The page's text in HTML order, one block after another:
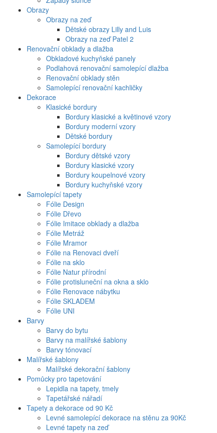
Obrazy
Obrazy na zeď
Dětské obrazy Lilly and Luis
Obrazy na zeď Patel 2
Renovační obklady a dlažba
Obkladové kuchyňské panely
Podlahová renovační samolepící dlažba
Renovační obklady stěn
Samolepící renovační kachličky
Dekorace
Klasické bordury
Bordury klasické a květinové vzory
Bordury moderní vzory
Dětské bordury
Samolepící bordury
Bordury dětské vzory
Bordury klasické vzory
Bordury koupelnové vzory
Bordury kuchyňské vzory
Samolepící tapety
Fólie Design
Fólie Dřevo
Fólie Imitace obklady a dlažba
Fólie Metráž
Fólie Mramor
Fólie na Renovaci dveří
Fólie na sklo
Fólie Natur přírodní
Fólie protisluneční na okna a sklo
Fólie Renovace nábytku
Fólie SKLADEM
Fólie UNI
Barvy
Barvy do bytu
Barvy na malířské šablony
Barvy tónovací
Malířské šablony
Malířské dekorační šablony
Pomůcky pro tapetování
Lepidla na tapety, tmely
Tapetářské nářadí
Tapety a dekorace od 90 Kč
Levné samolepící dekorace na stěnu za 90Kč
Levné tapety na zeď